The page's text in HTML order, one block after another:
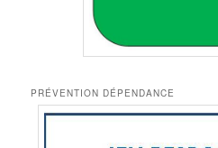
PRÉVENTION DÉPENDANCE